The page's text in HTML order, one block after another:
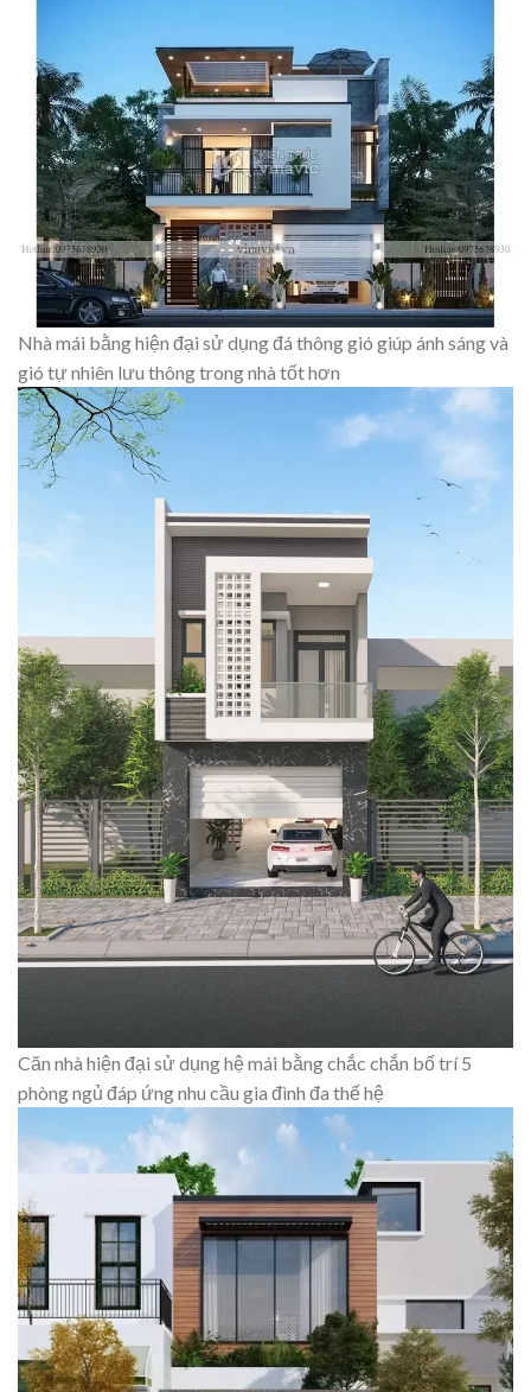
Nhà mái bằng hiện đại sử dụng đá thông gió giúp ánh sáng và
gió tự nhiên lưu thông trong nhà tốt hơn
Căn nhà hiện đại sử dụng hệ mái bằng chắc chắn bố trí 5
phòng ngủ đáp ứng nhu cầu gia đình đa thế hệ